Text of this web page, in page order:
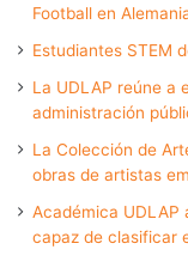
Football en
Estudiantes STEM
La UDLAP reúne a
administración
La Colección de
obras de artistas
Académica UDLAP
capaz de clasificar